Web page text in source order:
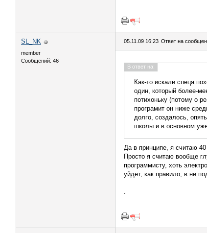
SL_NK
member
Сообщений: 46
05.11.09 16:23 Ответ на
В ответ на:
Как-то искали спеца
один, который более-
потихоньку (потому о
програмит он ниже
долго, создалось,
школы и в основном
Да в принципе, я считаю
Просто я считаю вообще
программисту, хоть
уйдет, как правило, в не
.